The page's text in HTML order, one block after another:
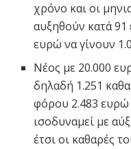
χρόνο και οι
αυξηθούν κατά
ευρώ να γίνουν
Νέος με 20.000
δηλαδή 1.251
φόρου 2.483
ισοδυναμεί με
έτσι οι καθαρές